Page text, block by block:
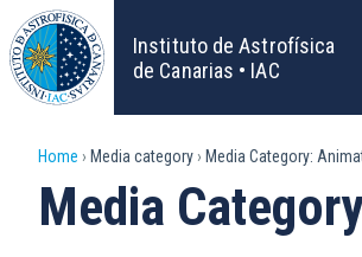
Skip
to
main
content
Instituto de Astrofísica
de Canarias • IAC
Breadcrumb
Home Media category Media Category:
Media